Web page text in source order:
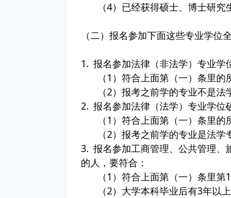
（4）已经获得硕士、博士研究
（二）报名参加下面这些专业学位
1. 报名参加法律（非法学）专业学
（1）符合上面第（一）条里的所
（2）报考之前学的专业不是法学
2. 报名参加法律（法学）专业学位
（1）符合上面第（一）条里的所
（2）报考之前学的专业是法学
3. 报名参加工商管理、公共管理、
的人，要符合：
（1）符合上面第（一）条里第1
（2）大学本科毕业后有3年以上